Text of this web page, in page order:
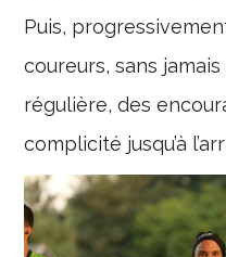
Puis,
coureurs, sans
régulière, des
complicité jusqu’à